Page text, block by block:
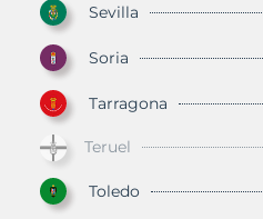
Sevilla
Soria
Tarragona
Teruel
Toledo